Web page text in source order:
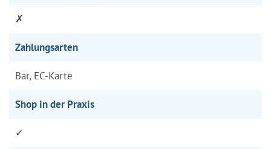
✗
Zahlungsarten
Bar, EC-Karte
Shop in der Praxis
✓